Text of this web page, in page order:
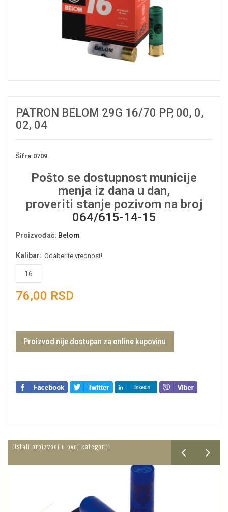
PATRON BELOM 29G 16/70 PP, 00, 0,
02, 04
Šifra:0709
Pošto se dostupnost municije
menja iz dana u dan,
proveriti stanje pozivom na broj
064/615-14-15
Proizvođač: Belom
Kalibar: Odaberite vrednost!
16
76,00 RSD
Proizvod nije dostupan za online kupovinu
Ostali proizvodi u ovoj kategoriji